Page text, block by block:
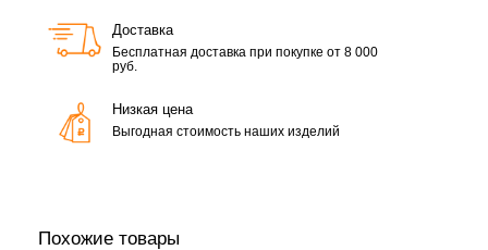
Доставка
Бесплатная доставка при покупке от 8 000
руб.
Низкая цена
Выгодная стоимость наших изделий
Похожие товары